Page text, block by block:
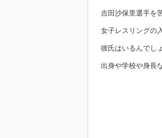
吉田沙保里選手を
女子レスリングの
彼氏はいるんでし
出身や学校や身長